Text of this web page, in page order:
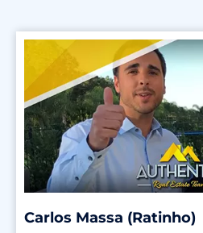
Carlos Massa (Ratinho)